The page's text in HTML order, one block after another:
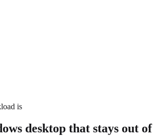
is
desktop that stays out of